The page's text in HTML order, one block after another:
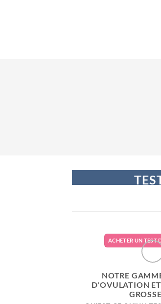
A PARTIR
ACHETER UN TEST
NOTRE
D'OVULATION